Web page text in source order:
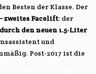
Besten der Klasse. Der
zweites Facelift: der
durch den neuen 1.5-Liter
und
Post-2017 ist die